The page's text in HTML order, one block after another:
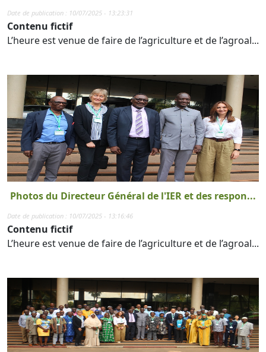
Date de publication : 10/07/2025 - 13:23:31
Contenu fictif
L’heure est venue de faire de l’agriculture et de l’agroal...
Photos du Directeur Général de l'IER et des respon...
Date de publication : 10/07/2025 - 13:16:46
Contenu fictif
L’heure est venue de faire de l’agriculture et de l’agroal...